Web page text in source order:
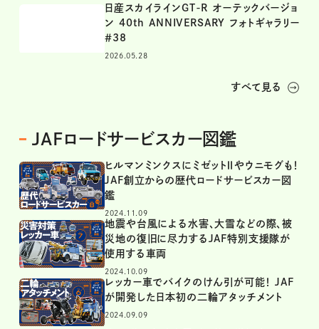
日産スカイラインGT-R オーテックバージョ
ン 40th ANNIVERSARY フォトギャラリー
＃38
2026.05.28
すべて見る
JAFロードサービスカー図鑑
ヒルマンミンクスにミゼットⅡやウニモグも！
JAF創立からの歴代ロードサービスカー図
鑑
2024.11.09
地震や台風による水害、大雪などの際、被
災地の復旧に尽力するJAF特別支援隊が
使用する車両
2024.10.09
レッカー車でバイクのけん引が可能！ JAF
が開発した日本初の二輪アタッチメント
2024.09.09